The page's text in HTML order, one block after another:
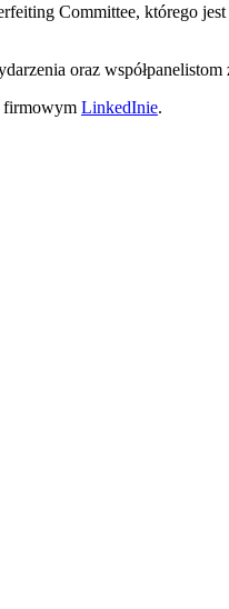
Committee, którego
oraz
firmowym LinkedInie.